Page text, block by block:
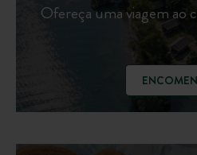
Ofereça uma viagem ao